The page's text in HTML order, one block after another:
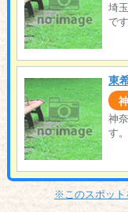
埼
です
東
神
す。
※このスポット